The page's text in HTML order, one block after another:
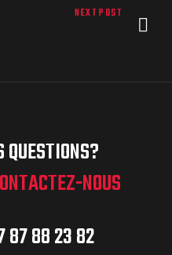
NEXT POST
QUESTIONS?
NOUS
87 88 23 82